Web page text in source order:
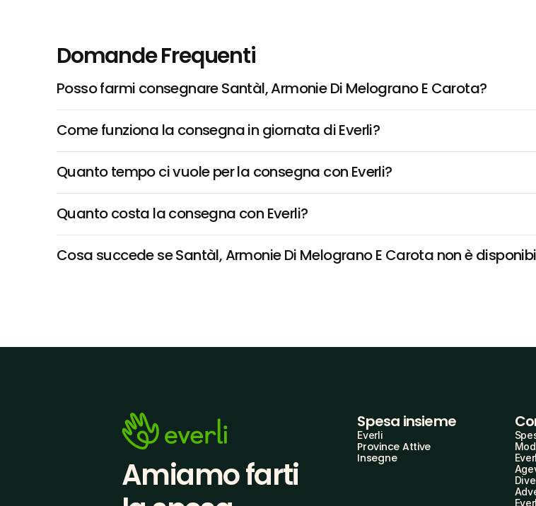
Domande Frequenti
Posso farmi consegnare Santàl, Armonie Di Melograno E Carota?
Come funziona la consegna in giornata di Everli?
Quanto tempo ci vuole per la consegna con Everli?
Quanto costa la consegna con Everli?
Cosa succede se Santàl, Armonie Di Melograno E Carota non è
Amiamo farti
Spesa insieme
Everli
Province Attive
Insegne